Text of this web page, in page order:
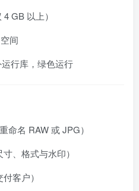
GB 以上）
间
行库，绿色运行
命名 RAW 或 JPG）
、格式与水印）
客户）